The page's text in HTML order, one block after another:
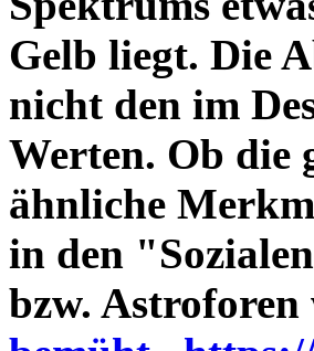
Gelb liegt. Die
nicht den im
Werten. Ob die
ähnliche
in den
bzw.